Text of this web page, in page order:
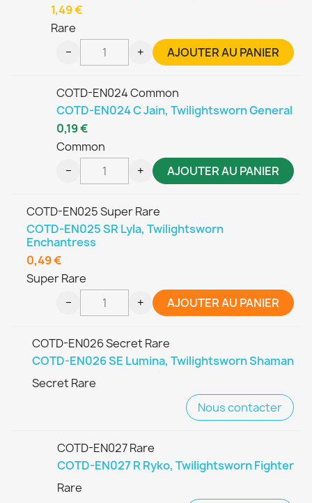
Rare
1,49 €
− + AJOUTER AU PANIER
COTD-EN024 Common
COTD-EN024 C Jain, Twilightsworn General
Common
0,19 €
− + AJOUTER AU PANIER
COTD-EN025 Super Rare
COTD-EN025 SR Lyla, Twilightsworn
Enchantress
Super Rare
0,49 €
− + AJOUTER AU PANIER
COTD-EN026 Secret Rare
COTD-EN026 SE Lumina, Twilightsworn Shaman
Secret Rare
Nous contacter
COTD-EN027 Rare
COTD-EN027 R Ryko, Twilightsworn Fighter
Rare